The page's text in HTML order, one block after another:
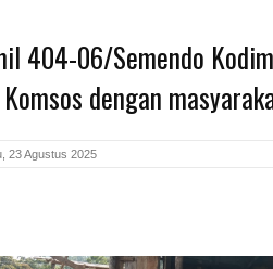
404-06/Semendo
dengan
23 Agustus 2025